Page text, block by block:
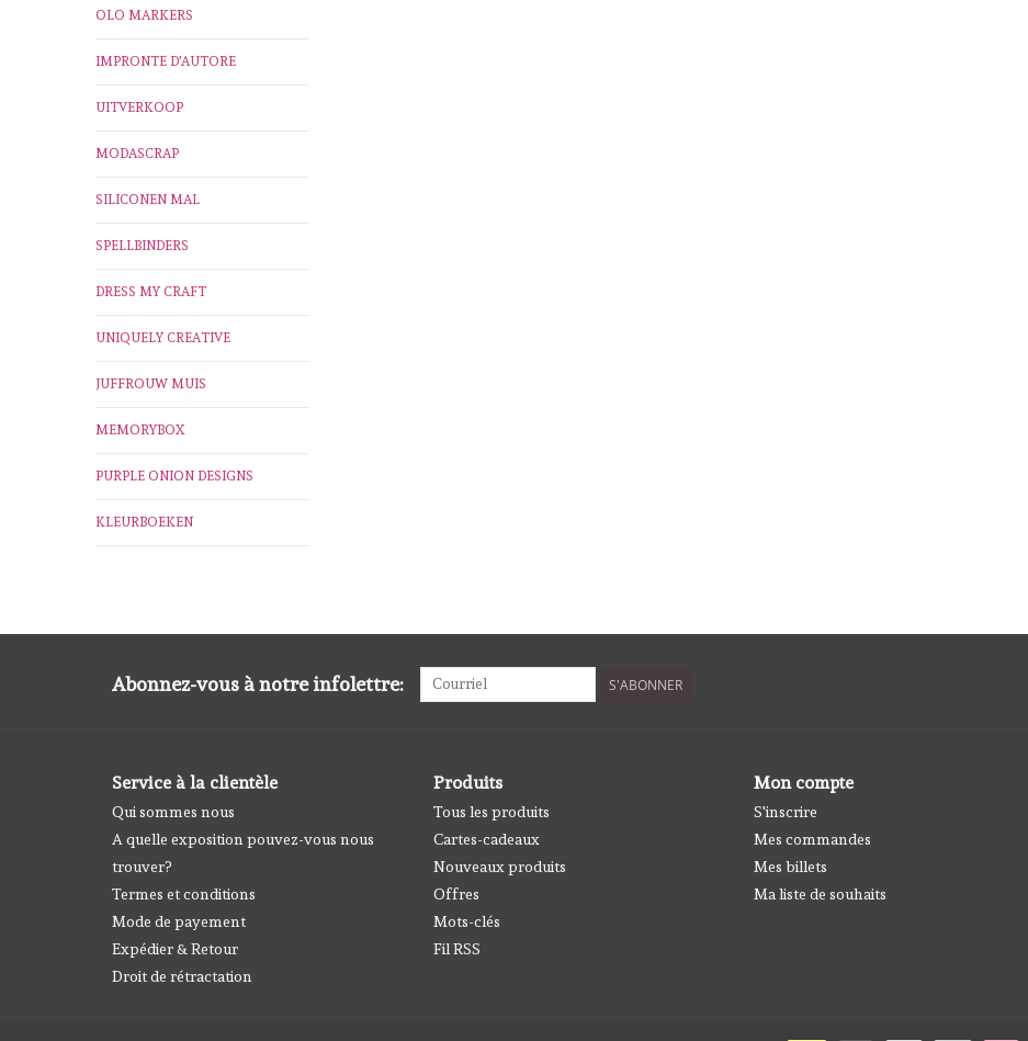
OLO MARKERS
IMPRONTE D'AUTORE
UITVERKOOP
MODASCRAP
SILICONEN MAL
SPELLBINDERS
DRESS MY CRAFT
UNIQUELY CREATIVE
JUFFROUW MUIS
MEMORYBOX
PURPLE ONION DESIGNS
KLEURBOEKEN
Abonnez-vous à notre infolettre: S'ABONNER
Service à la clientèle
Qui sommes nous
A quelle exposition pouvez-vous nous
trouver?
Termes et conditions
Mode de payement
Expédier & Retour
Droit de rétractation
Produits
Tous les produits
Cartes-cadeaux
Nouveaux produits
Offres
Mots-clés
Fil RSS
Mon compte
S'inscrire
Mes commandes
Mes billets
Ma liste de souhaits